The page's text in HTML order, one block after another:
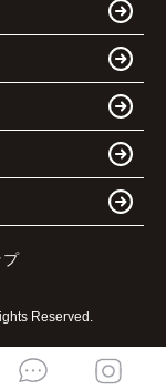
プ
Reserved.